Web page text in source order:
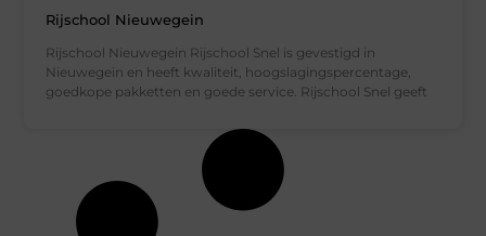
Rijschool Nieuwegein
Rijschool Nieuwegein Rijschool Snel is gevestigd in
Nieuwegein en heeft kwaliteit, hoogslagingspercentage,
goedkope pakketten en goede service. Rijschool Snel geeft